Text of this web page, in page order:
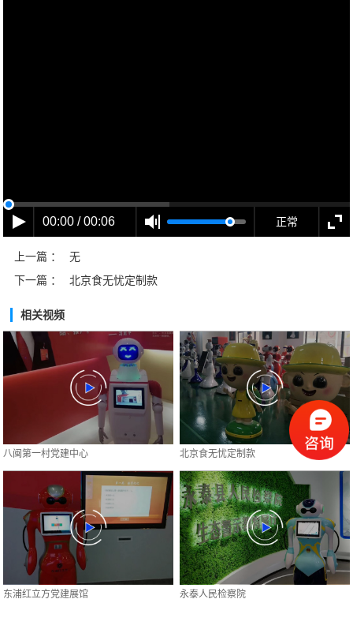
00:00 / 00:06 正常
上一篇 ：
无
下一篇 ：
北京食无忧定制款
相关视频
八闽第一村党建中心 北京食无忧定制款
东浦红立方党建展馆 永泰人民检察院